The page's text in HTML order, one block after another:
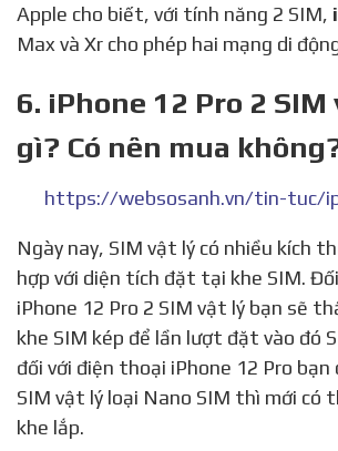
Apple cho biết, với tính năng 2 SIM,
Max và Xr cho phép hai mạng di
6. iPhone 12 Pro 2 SIM
gì? Có nên mua
Ngày nay, SIM vật lý có nhiều kích thước hơn để phù
hợp với diện tích đặt tại khe SIM.
iPhone 12 Pro 2 SIM vật lý bạn sẽ
khe SIM kép để lần lượt đặt vào đó
đối với điện thoại iPhone 12 Pro bạn
SIM vật lý loại Nano SIM thì mới có
khe lắp.